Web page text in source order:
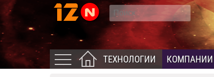
ТЕХНОЛОГИИ КОМПАНИИ